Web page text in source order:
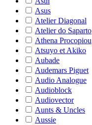
Asus
Atelier Diagonal
Atelier do Saparto
Athena Procopiou
Atsuyo et Akiko
Aubade
Audemars Piguet
Audio Analogue
Audioblock
Audiovector
Aunts & Uncles
Aussie